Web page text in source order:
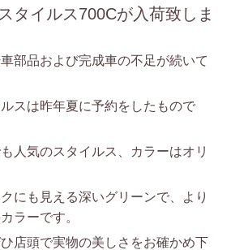
タイルス700Cが入荷致しま
部品および完成車の不足が続いて
スは昨年夏に予約をしたもので
人気のスタイルス、カラーはオリ
にも見える深いグリーンで、より
ラーです。
店頭で実物の美しさをお確かめ下